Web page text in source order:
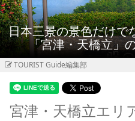
日本三景の景色だけで
「宮津・天橋立」
TOURIST Guide編集部
宮津・天橋立エリ